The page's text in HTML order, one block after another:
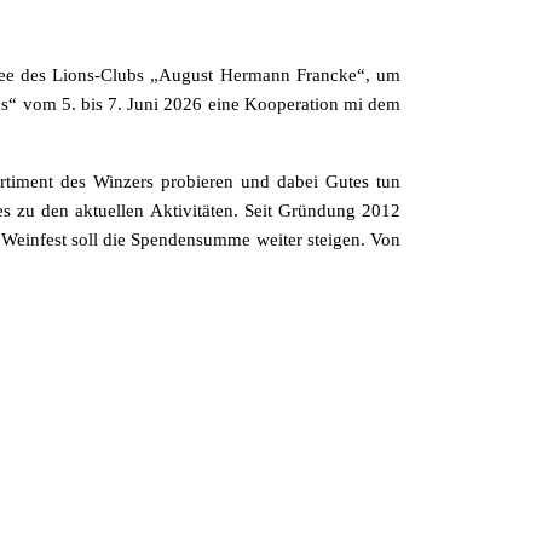
des Lions-Clubs „August Hermann Francke“, um
vom 5. bis 7. Juni 2026 eine Kooperation mi dem
des Winzers probieren und dabei Gutes tun
zu den aktuellen Aktivitäten. Seit Gründung 2012
soll die Spendensumme weiter steigen. Von